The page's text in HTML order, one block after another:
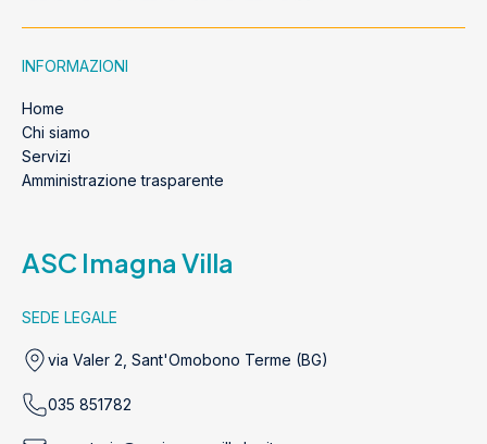
INFORMAZIONI
Home
Chi siamo
Servizi
Amministrazione trasparente
ASC Imagna Villa
SEDE LEGALE
via Valer 2, Sant'Omobono Terme (BG)
035 851782